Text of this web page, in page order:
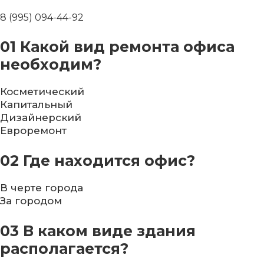
8 (995) 094-44-92
01 Какой вид ремонта офиса
необходим?
Косметический
Капитальный
Дизайнерский
Евроремонт
02 Где находится офис?
В черте города
За городом
03 В каком виде здания
располагается?